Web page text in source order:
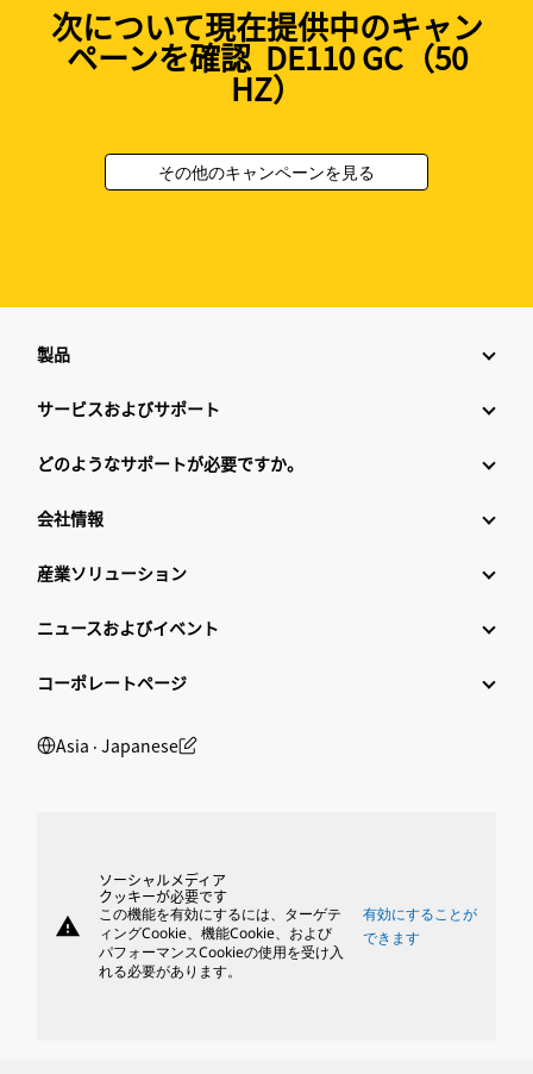
次について現在提供中のキャン
ペーンを確認 DE110 GC（50
HZ）
その他のキャンペーンを見る
製品
サービスおよびサポート
どのようなサポートが必要ですか。
会社情報
産業ソリューション
ニュースおよびイベント
コーポレートページ
Asia ‧ Japanese
warning
ソーシャルメディア
クッキーが必要です
この機能を有効にするには、ターゲテ
ィングCookie、機能Cookie、および
パフォーマンスCookieの使用を受け入
れる必要があります。
有効にすることが
できます